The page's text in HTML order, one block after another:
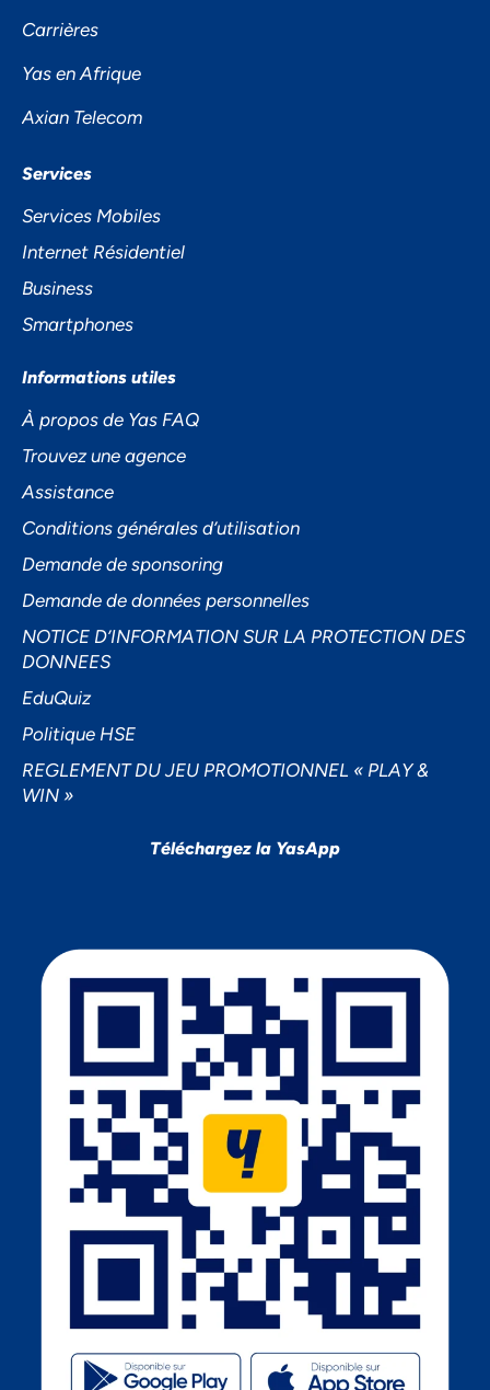
Carrières
Yas en Afrique
Axian Telecom
Services
Services Mobiles
Internet Résidentiel
Business
Smartphones
Informations utiles
À propos de Yas FAQ
Trouvez une agence
Assistance
Conditions générales d’utilisation
Demande de sponsoring
Demande de données personnelles
NOTICE D’INFORMATION SUR LA PROTECTION DES
DONNEES
EduQuiz
Politique HSE
REGLEMENT DU JEU PROMOTIONNEL « PLAY &
WIN »
Téléchargez la YasApp
NOUS ACCORDONS DE
L'IMPORTANCE À VOTRE VIE
PRIVÉE
Préférences